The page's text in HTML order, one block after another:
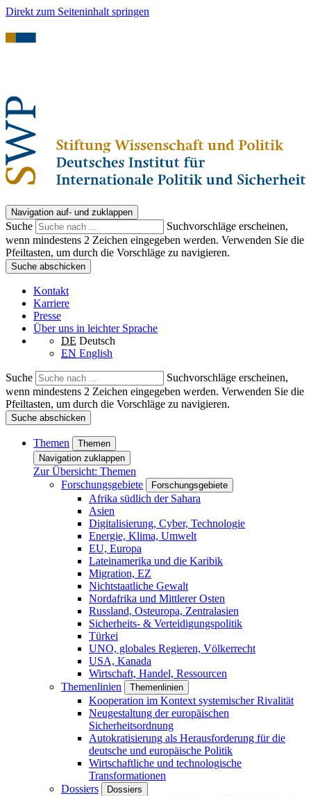
Direkt zum Seiteninhalt springen
Navigation auf- und zuklappen
Suche
Suchvorschläge erscheinen,
wenn mindestens 2 Zeichen eingegeben werden. Verwenden Sie die
Pfeiltasten, um durch die Vorschläge zu navigieren.
Suche abschicken
Kontakt
Karriere
Presse
Über uns in leichter Sprache
DE Deutsch
EN English
Suche
Suchvorschläge erscheinen,
wenn mindestens 2 Zeichen eingegeben werden. Verwenden Sie die
Pfeiltasten, um durch die Vorschläge zu navigieren.
Suche abschicken
Themen
Themen
Navigation zuklappen
Zur Übersicht: Themen
Forschungsgebiete
Forschungsgebiete
Afrika südlich der Sahara
Asien
Digitalisierung, Cyber, Technologie
Energie, Klima, Umwelt
EU, Europa
Lateinamerika und die Karibik
Migration, EZ
Nichtstaatliche Gewalt
Nordafrika und Mittlerer Osten
Russland, Osteuropa, Zentralasien
Sicherheits- & Verteidigungspolitik
Türkei
UNO, globales Regieren, Völkerrecht
USA, Kanada
Wirtschaft, Handel, Ressourcen
Themenlinien
Themenlinien
Kooperation im Kontext systemischer Rivalität
Neugestaltung der europäischen
Sicherheitsordnung
Autokratisierung als Herausforderung für die
deutsche und europäische Politik
Wirtschaftliche und technologische
Transformationen
Dossiers
Dossiers